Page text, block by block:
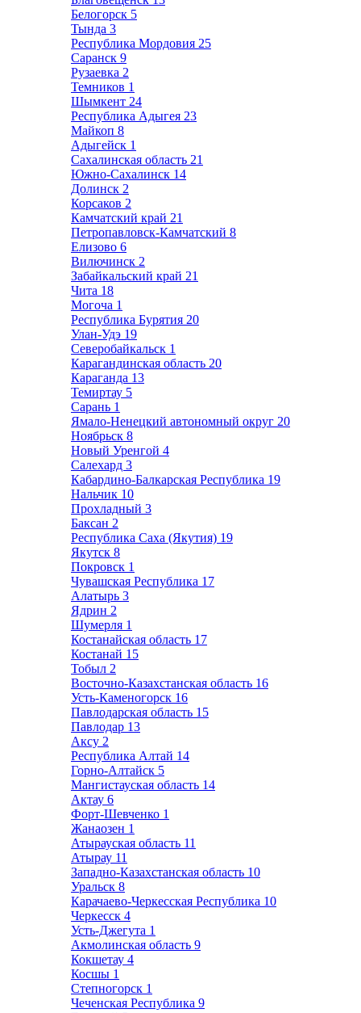
Белогорск 5
Тында 3
Республика Мордовия 25
Саранск 9
Рузаевка 2
Темников 1
Шымкент 24
Республика Адыгея 23
Майкоп 8
Адыгейск 1
Сахалинская область 21
Южно-Сахалинск 14
Долинск 2
Корсаков 2
Камчатский край 21
Петропавловск-Камчатский 8
Елизово 6
Вилючинск 2
Забайкальский край 21
Чита 18
Могоча 1
Республика Бурятия 20
Улан-Удэ 19
Северобайкальск 1
Карагандинская область 20
Караганда 13
Темиртау 5
Сарань 1
Ямало-Ненецкий автономный округ 20
Ноябрьск 8
Новый Уренгой 4
Салехард 3
Кабардино-Балкарская Республика 19
Нальчик 10
Прохладный 3
Баксан 2
Республика Саха (Якутия) 19
Якутск 8
Покровск 1
Чувашская Республика 17
Алатырь 3
Ядрин 2
Шумерля 1
Костанайская область 17
Костанай 15
Тобыл 2
Восточно-Казахстанская область 16
Усть-Каменогорск 16
Павлодарская область 15
Павлодар 13
Аксу 2
Республика Алтай 14
Горно-Алтайск 5
Мангистауская область 14
Актау 6
Форт-Шевченко 1
Жанаозен 1
Атырауская область 11
Атырау 11
Западно-Казахстанская область 10
Уральск 8
Карачаево-Черкесская Республика 10
Черкесск 4
Усть-Джегута 1
Акмолинская область 9
Кокшетау 4
Косшы 1
Степногорск 1
Чеченская Республика 9